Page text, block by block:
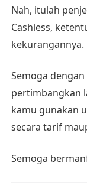
Nah, itulah
Cashless,
kekurangannya.
Semoga
pertimbangkan
kamu gunakan
secara tarif
Semoga